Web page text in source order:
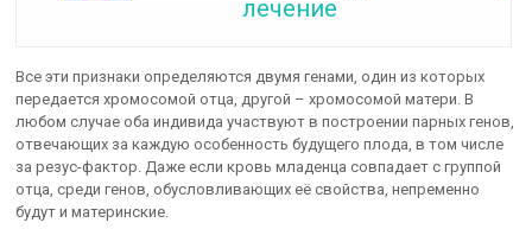
лечение
Все эти признаки определяются двумя генами, один из которых
передается хромосомой отца, другой – хромосомой матери. В
любом случае оба индивида участвуют в построении парных генов,
отвечающих за каждую особенность будущего плода, в том числе
за резус-фактор. Даже если кровь младенца совпадает с группой
отца, среди генов, обусловливающих её свойства, непременно
будут и материнские.